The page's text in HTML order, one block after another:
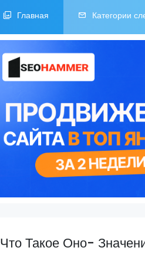
Главная Категории
Что Такое Оно-